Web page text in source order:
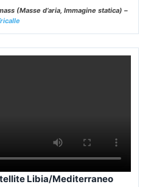
(Masse d’aria, Immagine statica) –
Libia/Mediterraneo